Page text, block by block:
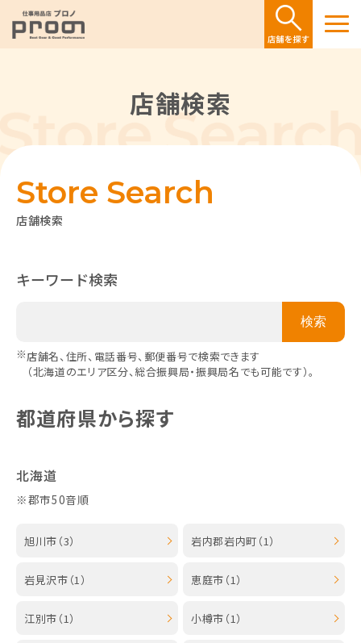
店舗検索
店舗検索
Store Search
キーワード検索
※店舗名、住所、電話番号、郵便番号で検索できます
（北海道のエリア区分、総合振興局・振興局名でも可能です）。
都道府県から探す
北海道
※郡市50音順
旭川市（3） 岩内郡岩内町（1）
岩見沢市（1） 恵庭市（1）
江別市（1） 小樽市（1）